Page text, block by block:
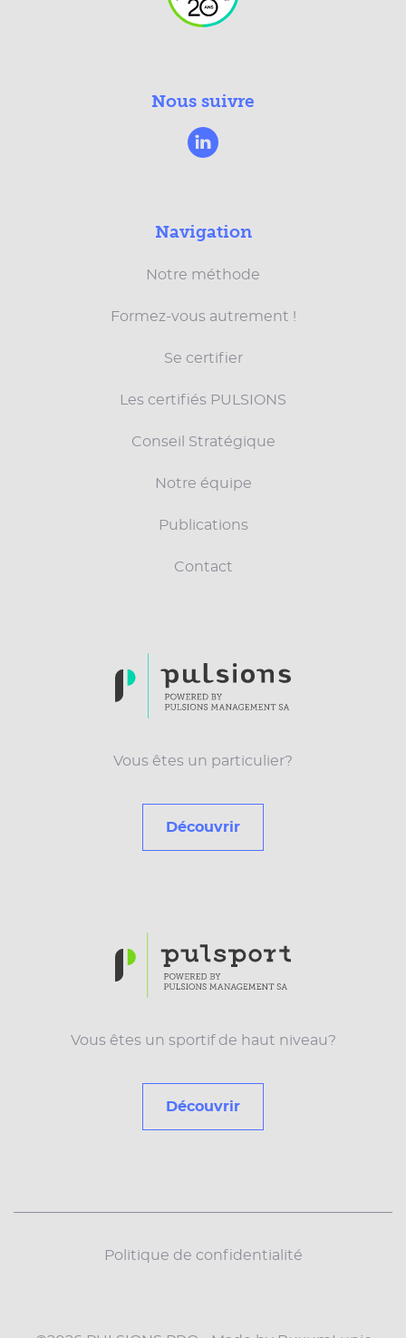
Nous suivre
Navigation
Notre méthode
Formez-vous autrement !
Se certifier
Les certifiés PULSIONS
Conseil Stratégique
Notre équipe
Publications
Contact
Vous êtes un particulier?
Découvrir
Vous êtes un sportif de haut niveau?
Découvrir
Politique de confidentialité